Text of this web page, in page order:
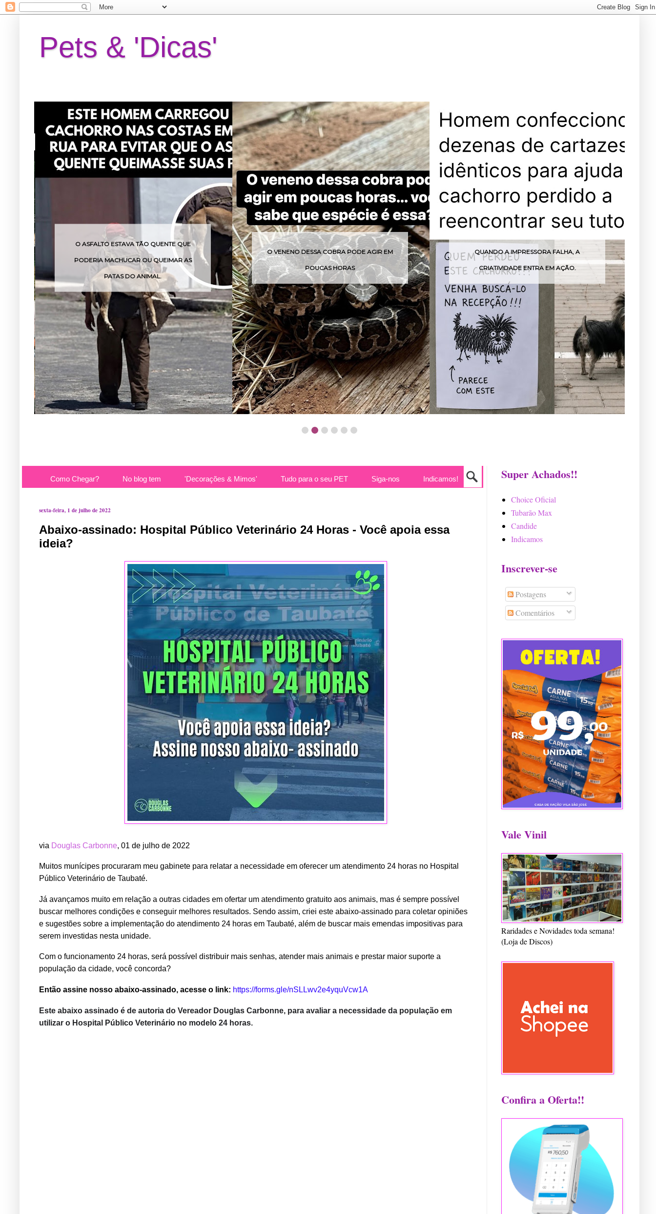
Pets & 'Dicas'
O ASFALTO ESTAVA TÃO QUENTE QUE
PODERIA MACHUCAR OU QUEIMAR AS
PATAS DO ANIMAL.
O VENENO DESSA COBRA PODE AGIR EM
POUCAS HORAS
QUANDO A IMPRESSORA FALHA, A
CRIATIVIDADE ENTRA EM AÇÃO.
Como Chegar? No blog tem 'Decorações & Mimos' Tudo para o seu PET Siga-nos Indicamos!
sexta-feira, 1 de julho de 2022
Abaixo-assinado: Hospital Público Veterinário 24 Horas - Você apoia essa
ideia?
via Douglas Carbonne, 01 de julho de 2022
Muitos munícipes procuraram meu gabinete para relatar a necessidade em oferecer um atendimento 24 horas no Hospital
Público Veterinário de Taubaté.
Já avançamos muito em relação a outras cidades em ofertar um atendimento gratuito aos animais, mas é sempre possível
buscar melhores condições e conseguir melhores resultados. Sendo assim, criei este abaixo-assinado para coletar opiniões
e sugestões sobre a implementação do atendimento 24 horas em Taubaté, além de buscar mais emendas impositivas para
serem investidas nesta unidade.
Com o funcionamento 24 horas, será possível distribuir mais senhas, atender mais animais e prestar maior suporte a
população da cidade, você concorda?
Então assine nosso abaixo-assinado, acesse o link: https://forms.gle/nSLLwv2e4yquVcw1A
Este abaixo assinado é de autoria do Vereador Douglas Carbonne, para avaliar a necessidade da população em
utilizar o Hospital Público Veterinário no modelo 24 horas.
Super Achados!!
Choice Oficial
Tubarão Max
Candide
Indicamos
Inscrever-se
Postagens
Comentários
Vale Vinil
Raridades e Novidades toda semana!
(Loja de Discos)
Confira a Oferta!!